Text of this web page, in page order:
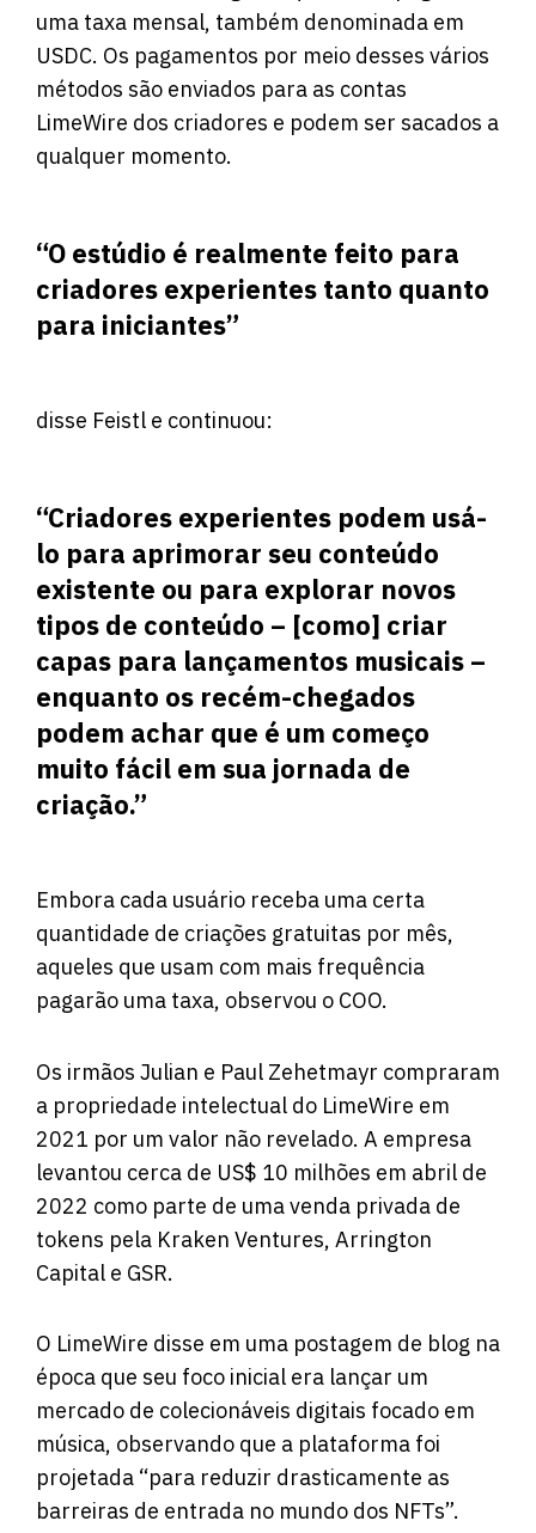
uma taxa mensal, também denominada em
USDC. Os pagamentos por meio desses vários
métodos são enviados para as contas
LimeWire dos criadores e podem ser sacados a
qualquer momento.
“O estúdio é realmente feito para
criadores experientes tanto quanto
para iniciantes”
disse Feistl e continuou:
“Criadores experientes podem usá-
lo para aprimorar seu conteúdo
existente ou para explorar novos
tipos de conteúdo – [como] criar
capas para lançamentos musicais –
enquanto os recém-chegados
podem achar que é um começo
muito fácil em sua jornada de
criação.”
Embora cada usuário receba uma certa
quantidade de criações gratuitas por mês,
aqueles que usam com mais frequência
pagarão uma taxa, observou o COO.
Os irmãos Julian e Paul Zehetmayr compraram
a propriedade intelectual do LimeWire em
2021 por um valor não revelado. A empresa
levantou cerca de US$ 10 milhões em abril de
2022 como parte de uma venda privada de
tokens pela Kraken Ventures, Arrington
Capital e GSR.
O LimeWire disse em uma postagem de blog na
época que seu foco inicial era lançar um
mercado de colecionáveis ​​digitais focado em
música, observando que a plataforma foi
projetada “para reduzir drasticamente as
barreiras de entrada no mundo dos NFTs”.